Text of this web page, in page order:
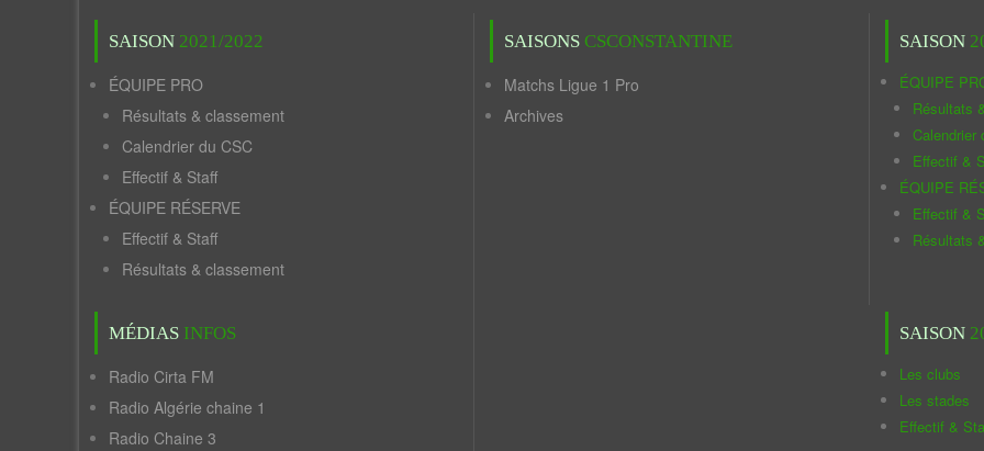
SAISON 2021/2022
ÉQUIPE PRO
Résultats & classement
Calendrier du CSC
Effectif & Staff
ÉQUIPE RÉSERVE
Effectif & Staff
Résultats & classement
MÉDIAS INFOS
Radio Cirta FM
Radio Algérie chaine 1
Radio Chaine 3
SAISONS CSCONSTANTINE
Matchs Ligue 1 Pro
Archives
SAISON
ÉQUIPE
Résultats
Calendrier
Effectif &
ÉQUIPE
Effectif &
Résultats
SAISON
Les clubs
Les stades
Effectif &